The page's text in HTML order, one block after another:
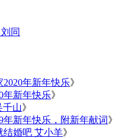
同
2020年新年快乐》
年新年快乐》
千山》
年新年快乐，附新年献词》
结婚吧 艾小羊》